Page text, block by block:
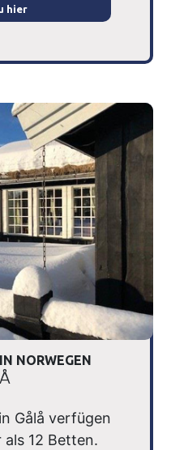
hier
NORWEGEN
Gålå verfügen
als 12 Betten.